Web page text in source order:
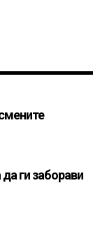
ги заборави